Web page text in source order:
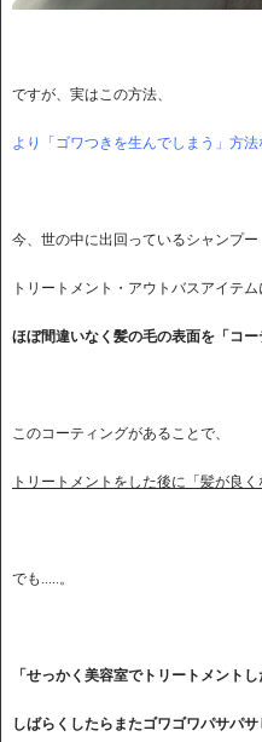
ですが、実はこの方法、
より「ゴワつきを生んでしまう」方
今、世の中に出回っているシャンプー
トリートメント・アウトバスアイテム
ほぼ間違いなく髪の毛の表面を「コ
このコーティングがあることで、
トリートメントをした後に「髪が良く
でも.....。
「せっかく美容室でトリートメントし
しばらくしたらまたゴワゴワパサパサ